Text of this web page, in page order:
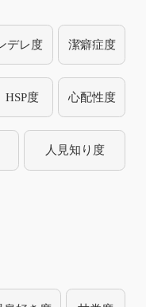
デレ度 潔癖症度
HSP度 心配性度
人見知り度